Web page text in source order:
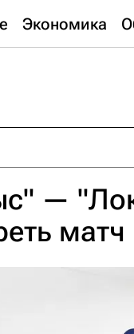
Экономика
—